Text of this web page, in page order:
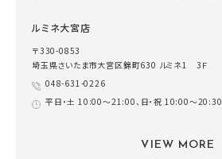
ルミネ大宮店
〒330-0853
埼玉県さいたま市大宮区錦町630 ルミネ1 3Ｆ
048-631-0226
平日・土 10:00～21:00、日・祝 10:00～20:30
VIEW MORE